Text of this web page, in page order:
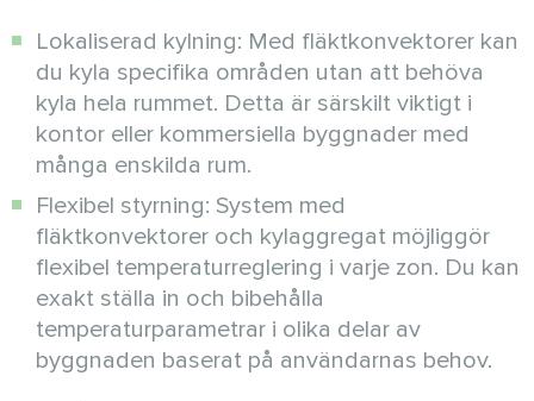
Lokaliserad kylning: Med fläktkonvektorer kan
du kyla specifika områden utan att behöva
kyla hela rummet. Detta är särskilt viktigt i
kontor eller kommersiella byggnader med
många enskilda rum.
Flexibel styrning: System med
fläktkonvektorer och kylaggregat möjliggör
flexibel temperaturreglering i varje zon. Du kan
exakt ställa in och bibehålla
temperaturparametrar i olika delar av
byggnaden baserat på användarnas behov.